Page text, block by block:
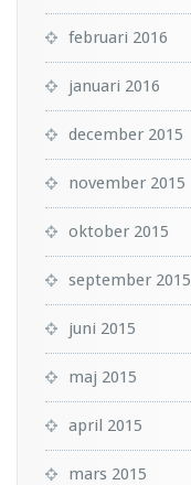
februari 2016
januari 2016
december 2015
november 2015
oktober 2015
september 2015
juni 2015
maj 2015
april 2015
mars 2015